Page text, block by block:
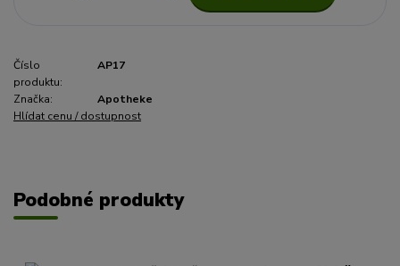
Číslo
produktu:
AP17
Značka:
Apotheke
Hlídat cenu / dostupnost
Podobné produkty